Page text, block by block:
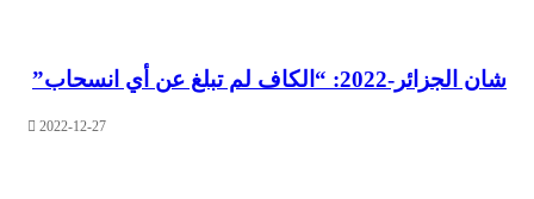
لم تبلغ عن أي انسحاب”
2022-12-27